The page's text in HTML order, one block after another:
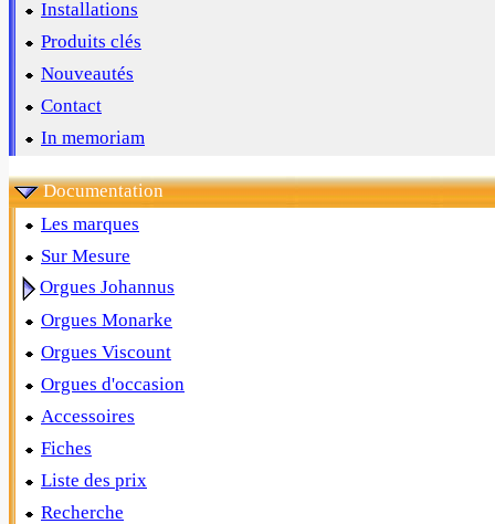
Installations
Produits clés
Nouveautés
Contact
In memoriam
Documentation
Les marques
Sur Mesure
Orgues Johannus
Orgues Monarke
Orgues Viscount
Orgues d'occasion
Accessoires
Fiches
Liste des prix
Recherche